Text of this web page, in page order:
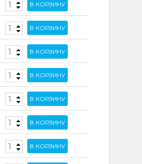
В КОРЗИНУ
В КОРЗИНУ
В КОРЗИНУ
В КОРЗИНУ
В КОРЗИНУ
В КОРЗИНУ
В КОРЗИНУ